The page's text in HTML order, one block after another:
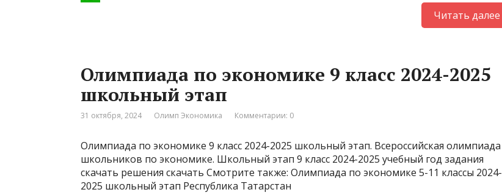
l
a
s
n
i
k
g
r
a
t
s
A
p
Читать далее
Олимпиада по экономике 9 класс 2024-2025
школьный этап
31 октября, 2024 Олимп Экономика Комментарии: 0
Олимпиада по экономике 9 класс 2024-2025 школьный этап. Всероссийская олимпиада
школьников по экономике. Школьный этап 9 класс 2024-2025 учебный год задания
скачать решения скачать Смотрите также: Олимпиада по экономике 5-11 классы 2024-
2025 школьный этап Республика Татарстан